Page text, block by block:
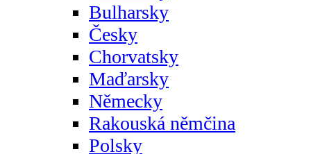
Bulharsky
Česky
Chorvatsky
Maďarsky
Německy
Rakouská němčina
Polsky